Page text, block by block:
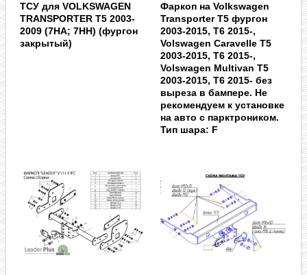
ТСУ для VOLKSWAGEN
TRANSPORTER T5 2003-
2009 (7HA; 7HH) (фургон
закрытый)
Фаркоп на Volkswagen
Transporter T5 фургон
2003-2015, T6 2015-,
Volswagen Caravelle T5
2003-2015, T6 2015-,
Volswagen Multivan T5
2003-2015, T6 2015- без
выреза в бампере. Не
рекомендуем к установке
на авто с парктроником.
Тип шара: F